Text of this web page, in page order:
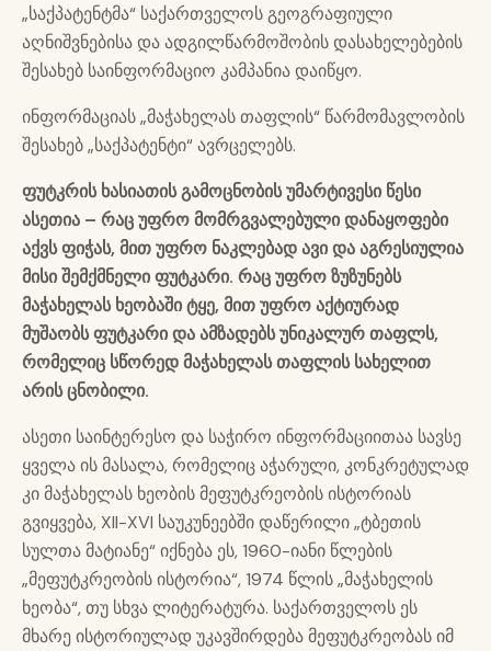
„საქპატენტმა“ საქართველოს გეოგრაფიული
აღნიშვნებისა და ადგილწარმოშობის დასახელებების
შესახებ საინფორმაციო კამპანია დაიწყო.
ინფორმაციას „მაჭახელას თაფლის“ წარმომავლობის
შესახებ „საქპატენტი“ ავრცელებს.
ფუტკრის ხასიათის გამოცნობის უმარტივესი წესი
ასეთია – რაც უფრო მომრგვალებული დანაყოფები
აქვს ფიჭას, მით უფრო ნაკლებად ავი და აგრესიულია
მისი შემქმნელი ფუტკარი. რაც უფრო ზუზუნებს
მაჭახელას ხეობაში ტყე, მით უფრო აქტიურად
მუშაობს ფუტკარი და ამზადებს უნიკალურ თაფლს,
რომელიც სწორედ მაჭახელას თაფლის სახელით
არის ცნობილი.
ასეთი საინტერესო და საჭირო ინფორმაციითაა სავსე
ყველა ის მასალა, რომელიც აჭარული, კონკრეტულად
კი მაჭახელას ხეობის მეფუტკრეობის ისტორიას
გვიყვება, XII-XVI საუკუნეებში დაწერილი „ტბეთის
სულთა მატიანე“ იქნება ეს, 1960-იანი წლების
„მეფუტკრეობის ისტორია“, 1974 წლის „მაჭახელის
ხეობა“, თუ სხვა ლიტერატურა. საქართველოს ეს
მხარე ისტორიულად უკავშირდება მეფუტკრეობას იმ